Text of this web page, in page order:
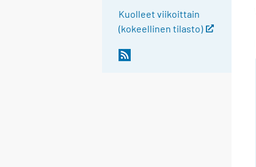
Kuolleet viikoittain
(kokeellinen tilasto)